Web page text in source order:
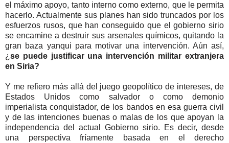
el máximo apoyo, tanto interno como externo, que le permita
hacerlo. Actualmente sus planes han sido truncados por los
esfuerzos rusos, que han conseguido que el gobierno sirio
se encamine a destruir sus arsenales químicos, quitando la
gran baza yanqui para motivar una intervención. Aún así,
¿ se puede justificar una intervención militar extranjera
en Siria?
Y me refiero más allá del juego geopolítico de intereses, de
Estados Unidos como salvador o como demonio
imperialista conquistador, de los bandos en esa guerra civil
y de las intenciones buenas o malas de los que apoyan la
independencia del actual Gobierno sirio. Es decir, desde
una perspectiva fríamente basada en el derecho